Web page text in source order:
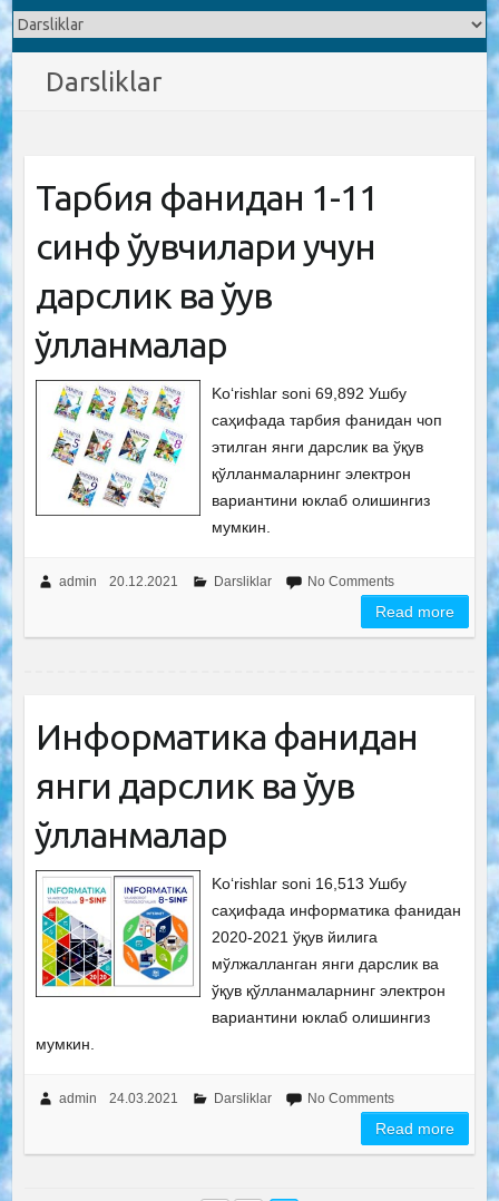
Darsliklar
Тарбия фанидан 1-11
синф ўқувчилари учун
дарслик ва ўқув
қўлланмалар
Ko‘rishlar soni 69,892 Ушбу
саҳифада тарбия фанидан чоп
этилган янги дарслик ва ўқув
қўлланмаларнинг электрон
вариантини юклаб олишингиз
мумкин.
admin 20.12.2021 Darsliklar No Comments
Read more
Информатика фанидан
янги дарслик ва ўқув
қўлланмалар
Ko‘rishlar soni 16,513 Ушбу
саҳифада информатика фанидан
2020-2021 ўқув йилига
мўлжалланган янги дарслик ва
ўқув қўлланмаларнинг электрон
вариантини юклаб олишингиз
мумкин.
admin 24.03.2021 Darsliklar No Comments
Read more